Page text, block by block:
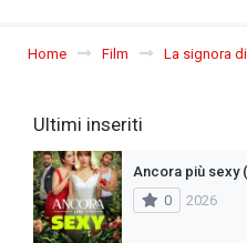
Home Film La signora
Ultimi inseriti
Ancora più sexy
0
2026